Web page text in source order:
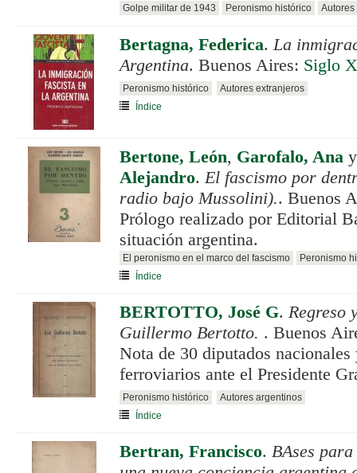
Golpe militar de 1943 Peronismo histórico
Bertagna, Federica. La
Argentina. Buenos Aires: Siglo
Peronismo histórico
Autores extranjeros
Índice
Bertone, León, Garofalo, Ana
Alejandro. El fascismo por
radio bajo Mussolini).. Buenos
Prólogo realizado por Editorial
situación argentina.
El peronismo en el marco del fascismo
Peronismo
Índice
BERTOTTO, José G. Regreso
Guillermo Bertotto. . Buenos
Nota de 30 diputados nacionales
ferroviarios ante el Presidente
Peronismo histórico
Autores argentinos
Índice
Bertran, Francisco. BAses